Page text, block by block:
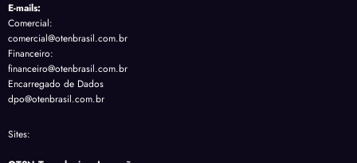
E-mails:
Comercial:
comercial@otenbrasil.com.br
Financeiro:
financeiro@otenbrasil.com.br
Encarregado de Dados
dpo@otenbrasil.com.br
Sites: